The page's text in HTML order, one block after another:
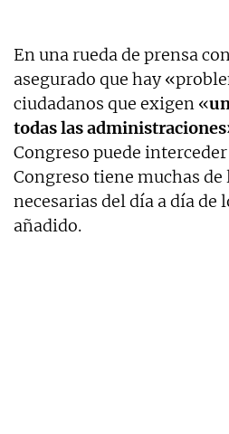
En una rueda de prensa
asegurado que hay
ciudadanos que exigen «
todas las
Congreso puede
Congreso tiene muchas
necesarias del día a día de
añadido.